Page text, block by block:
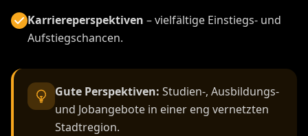
Karriereperspektiven – vielfältige Einstiegs- und
Aufstiegschancen.
Gute Perspektiven: Studien-, Ausbildungs-
und Jobangebote in einer eng vernetzten
Stadtregion.